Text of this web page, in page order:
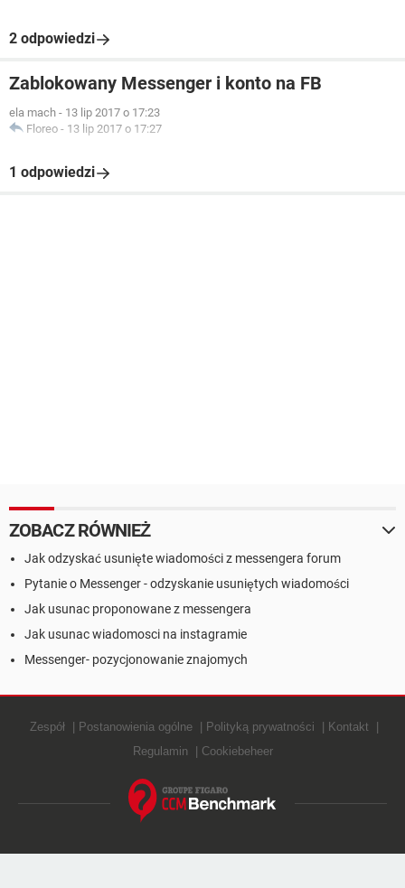
2 odpowiedzi
Zablokowany Messenger i konto na FB
ela mach - 13 lip 2017 o 17:23
Floreo - 13 lip 2017 o 17:27
1 odpowiedzi
ZOBACZ RÓWNIEŻ
Jak odzyskać usunięte wiadomości z messengera forum
Pytanie o Messenger - odzyskanie usuniętych wiadomości
Jak usunac proponowane z messengera
Jak usunac wiadomosci na instagramie
Messenger- pozycjonowanie znajomych
Zespół Postanowienia ogólne Polityką prywatności
Kontakt
Regulamin
Cookiebeheer